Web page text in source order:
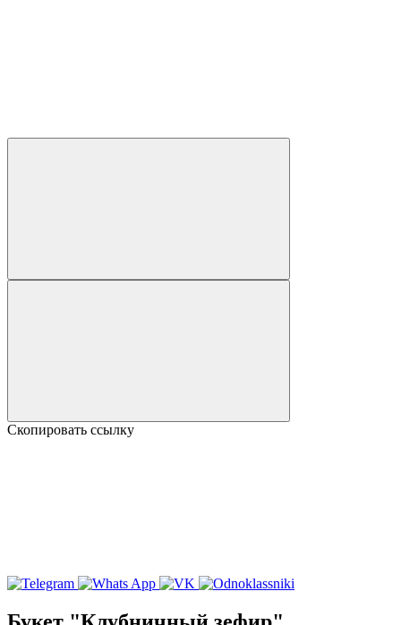
Скопировать ссылку